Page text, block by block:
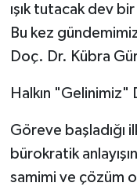
ışık tutacak dev
Bu kez
Doç. Dr. Kübra
Halkın "Gelinimiz"
Göreve başladığı
bürokratik
samimi ve çözüm